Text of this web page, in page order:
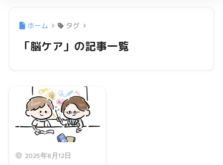
ホーム タグ
「脳ケア」の記事一覧
2025年8月12日